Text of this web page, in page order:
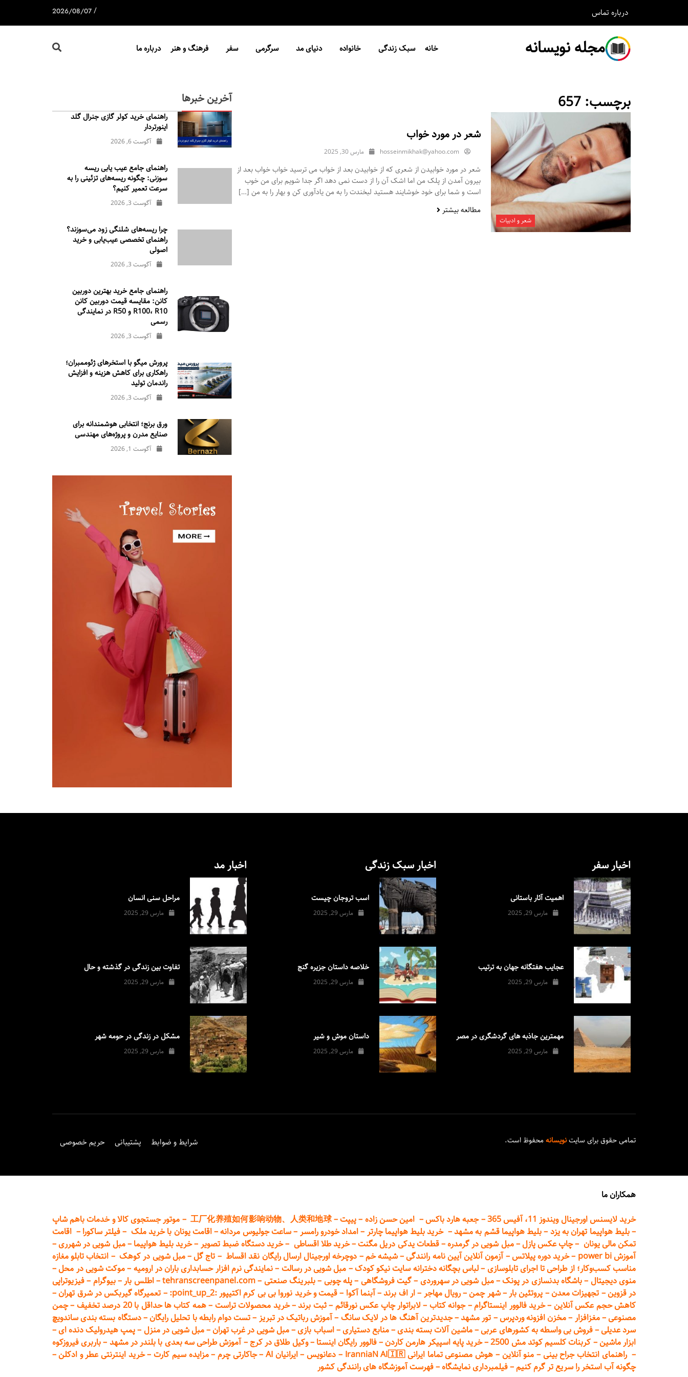
درباره تماس /
2026/08/07
مجله نویسانه خانه سبک زندگی خانواده دنیای مد سرگرمی سفر فرهنگ و هنر درباره ما
برچسب: 657
شعر و ادبیات
شعر در مورد خواب
hosseinmikhak@yahoo.com مارس 30, 2025
شعر در مورد خوابیدن از شعری که از خوابیدن بعد از خواب می ترسید خواب خواب بعد از
بیرون آمدن از پلک من اما اشک آن را از دست نمی دهد اگر جدا شویم برای من خوب
است و شما برای خود خوشایند هستید لبخندت را به من یادآوری کن و بهار را به من […]
مطالعه بیشتر
آخرین خبرها
راهنمای خرید کولر گازی جنرال‌ گلد
اینورتر‌دار
آگوست 6, 2026
راهنمای جامع عیب یابی ریسه
سوزنی: چگونه ریسه‌های تزئینی را به
سرعت تعمیر کنیم؟
آگوست 3, 2026
چرا ریسه‌های شلنگی زود می‌سوزند؟
راهنمای تخصصی عیب‌یابی و خرید
اصولی
آگوست 3, 2026
راهنمای جامع خرید بهترین دوربین
کانن: مقایسه قیمت دوربین کانن
R100، R10 و R50 در نمایندگی
رسمی
آگوست 3, 2026
پرورش میگو با استخرهای ژئوممبران؛
راهکاری برای کاهش هزینه و افزایش
راندمان تولید
آگوست 3, 2026
ورق برنج؛ انتخابی هوشمندانه برای
صنایع مدرن و پروژه‌های مهندسی
آگوست 1, 2026
اخبار سفر
اهمیت آثار باستانی
مارس 29, 2025
عجایب هفتگانه جهان به ترتیب
مارس 29, 2025
مهمترین جاذبه های گردشگری در مصر
مارس 29, 2025
اخبار سبک زندگی
اسب تروجان چیست
مارس 29, 2025
خلاصه داستان جزیره گنج
مارس 29, 2025
داستان موش و شیر
مارس 29, 2025
اخبار مد
مراحل سنی انسان
مارس 29, 2025
تفاوت بین زندگی در گذشته و حال
مارس 29, 2025
مشکل در زندگی در حومه شهر
مارس 29, 2025
تمامی حقوق برای سایتنویسانهمحفوظ است. شرایط و ضوابط پشتیبانی حریم خصوصی
همکاران ما
خرید لایسنس اورجینال ویندوز 11، آفیس 365
–جعبه هارد باکس– امین حسن زاده –پیپت–
工厂化养殖如何影响动物、人类和地球
– موتور جستجوی کالا و خدمات باهم شاپ
–بلیط هواپیما تهرانبه یزد –بلیط هواپیما قشم به مشهد–خرید بلیط هواپیما چارتر –امداد خودرورامسر –ساعت جولیوس مردانه–اقامت یونان با خرید ملک –فیلتر ساکورا – اقامت
تمکن مالی یونان –چاپ عکس پازل–مبل شویی در گرمدره–قطعاتیدکی دریل مگنت–خرید طلا اقساطی –خرید دستگاه ضبط تصویر –خرید بلیط هواپیما –مبل شویی در شهرری–
آموزش power bi
–خرید دورهپیلاتس–آزمون آنلاین آیین نامه رانندگی–شیشه خم– دوچرخه اورجینال ارسال رایگان نقد اقساط – تاج گل–مبل شویی در کوهک– انتخاب تابلو مغازه
مناسب کسب‌وکار؛ از طراحی تا اجرای تابلوسازی –لباس بچگانه دخترانه سایت نیکو کودک– مبل شویی در رسالت –نمایندگی نرم افزار حسابداری باران در ارومیه –موکت شویی در محل–
منوی دیجیتال –باشگاه بدنسازی در پونک–مبل شویی در سهروردی –گیت فروشگاهی –پله چوبی –بلبرینگ صنعتی –
tehranscreenpanel.com
–اطلس بار –بیوگرام –فیزیوتراپی
در قزوین– تجهیزات معدن– پروتئین بار –شهر چمن–رویال مهاجر –ار اف برند–آبنما آکوا –قیمت و خرید نوروا بی بی کرم اکتیپور :point_up_2: – تعمیرگاه گیربکس در شرق تهران–
کاهش حجم عکس آنلاین –خرید فالوور اینستاگرام–جوانه کتاب – لابراتوار چاپ عکس نورقائم –ثبت برند–خرید محصولات تراست –همه کتاب ها حداقل با 20 درصد تخفیف –چمن
مصنوعی–مغزافزار –مخزن افزونه وردپرس– تور مشهد–جدیدترین آهنگ ها در لایک سانگ –آموزشرباتیک در تبریز –تست دوام رابطه با تحلیل رایگان–دستگاه بسته‌ بندی ساندویچ
سرد عدیلی–فروش بی واسطه بهکشورهای عربی–ماشین آلات بسته بندی–منابع دستیاری–اسباب بازی–مبل شویی در غرب تهران–مبل شویی در منزل –پمپ هیدرولیک دنده ای–
ابزار ماشین– کربنات کلسیم کوتد مش 2500 –خرید پایه اسپیکر هارمن کاردن–فالوور رایگان اینستا –وکیل طلاق در کرج –آموزش طراحی سه بعدی با بلندر در مشهد –باربری فیروزکوه
–راهنمای انتخاب جراح بینی – منو آنلاین – هوش مصنوعی تماما ایرانی IranniaN AI🇮🇷 – دعانویس–ایرانیان AI –جاکارتی چرم –مزایده سیم کارت–خرید اینترنتی عطر و ادکلن–
چگونه آب استخر را سریع تر گرم کنیم–فیلمبرداری نمایشگاه–فهرست آموزشگاه های رانندگی کشور